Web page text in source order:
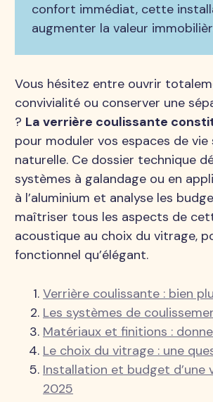
confort immédiat, cette
augmenter la valeur
Vous hésitez entre ouvrir
convivialité ou conserver une
? La verrière coulissante
pour moduler vos espaces de
naturelle. Ce dossier technique
systèmes à galandage ou en
à l’aluminium et analyse les
maîtriser tous les aspects de
acoustique au choix du vitrage,
fonctionnel qu’élégant.
Verrière coulissante : bien
Les systèmes de
Matériaux et finitions :
Le choix du vitrage : une
Installation et budget d’une
2025